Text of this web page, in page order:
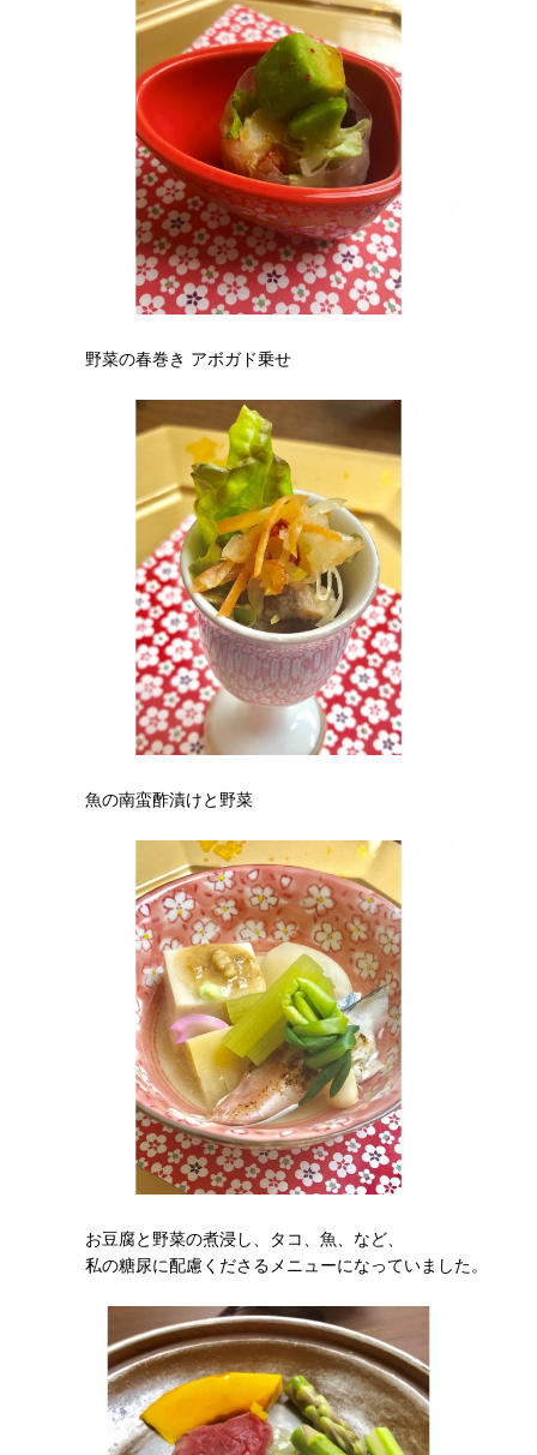
野菜の春巻き アボガド乗せ
魚の南蛮酢漬けと野菜
お豆腐と野菜の煮浸し、タコ、魚、など、
私の糖尿に配慮くださるメニューになっていました。